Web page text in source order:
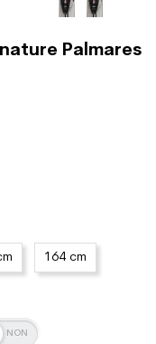
Palmares
164 cm